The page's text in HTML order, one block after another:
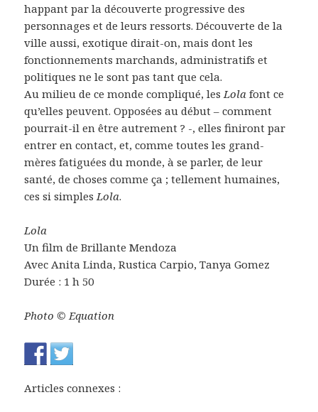
happant par la découverte progressive des
personnages et de leurs ressorts. Découverte de la
ville aussi, exotique dirait-on, mais dont les
fonctionnements marchands, administratifs et
politiques ne le sont pas tant que cela.
Au milieu de ce monde compliqué, les Lola font ce
qu’elles peuvent. Opposées au début – comment
pourrait-il en être autrement ? -, elles finiront par
entrer en contact, et, comme toutes les grand-
mères fatiguées du monde, à se parler, de leur
santé, de choses comme ça ; tellement humaines,
ces si simples Lola.
Lola
Un film de Brillante Mendoza
Avec Anita Linda, Rustica Carpio, Tanya Gomez
Durée : 1 h 50
Photo © Equation
Articles connexes :